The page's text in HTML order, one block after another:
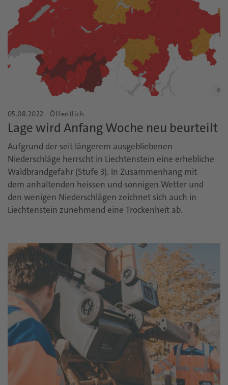
05.08.2022 - Öffentlich
Lage wird Anfang Woche neu beurteilt
Aufgrund der seit längerem ausgebliebenen
Niederschläge herrscht in Liechtenstein eine erhebliche
Waldbrandgefahr (Stufe 3). In Zusammenhang mit
dem anhaltenden heissen und sonnigen Wetter und
den wenigen Niederschlägen zeichnet sich auch in
Liechtenstein zunehmend eine Trockenheit ab.